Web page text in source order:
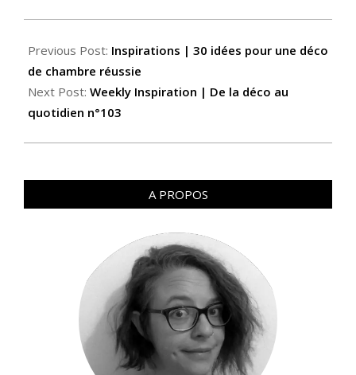
Previous Post: Inspirations | 30 idées pour une déco
de chambre réussie
Next Post: Weekly Inspiration | De la déco au
quotidien n°103
A PROPOS